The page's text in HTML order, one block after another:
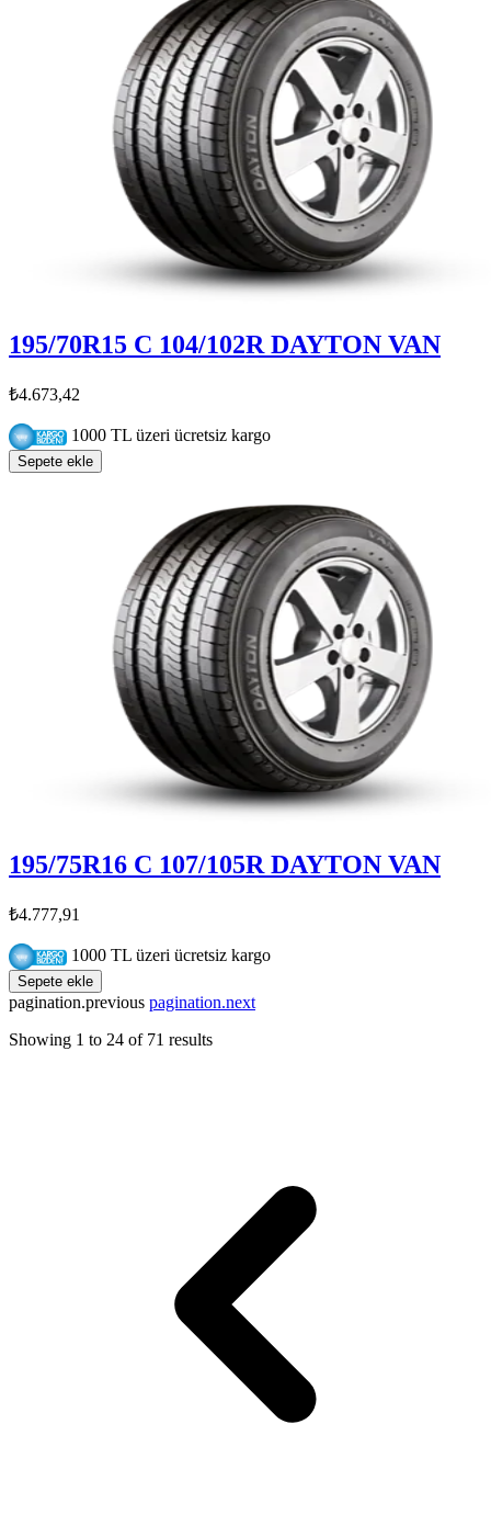
195/70R15 C 104/102R DAYTON VAN
₺4.673,42
1000 TL üzeri ücretsiz kargo
Sepete ekle
195/75R16 C 107/105R DAYTON VAN
₺4.777,91
1000 TL üzeri ücretsiz kargo
Sepete ekle
pagination.previous pagination.next
Showing 1 to 24 of 71 results